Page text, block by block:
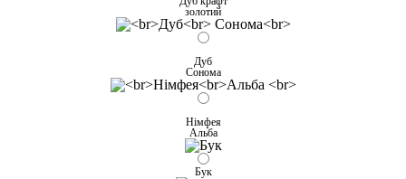
золотий
Дуб
Сонома
Німфея
Альба
Бук